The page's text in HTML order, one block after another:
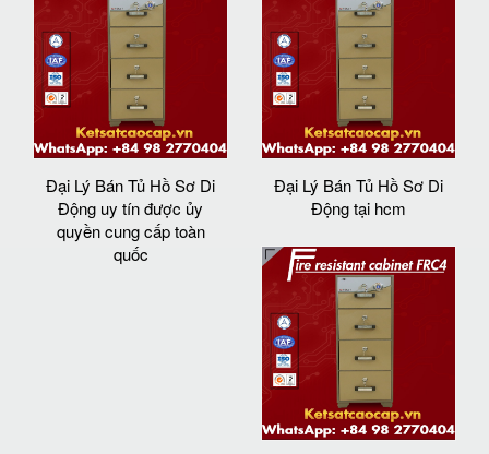
Đại Lý Bán Tủ Hồ Sơ Di
Động uy tín được ủy
quyền cung cấp toàn
quốc
Đại Lý Bán Tủ Hồ Sơ Di
Động tại hcm